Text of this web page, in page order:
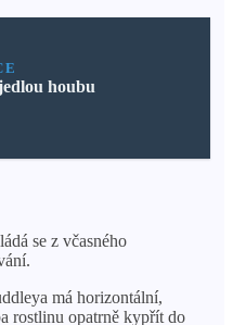
houbu
se z včasného
má horizontální,
rostlinu opatrně kypřít do